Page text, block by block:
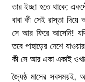
তার ইচ্ছা হতে থাকে;
বাবা কী সেই রাস্তা
সে আর ফিরে আসেনি!
তবে পাহাড়ের দেশে
কী সে আর একা একাই
জ্যৈষ্ঠ মাসের সবসময়ই,